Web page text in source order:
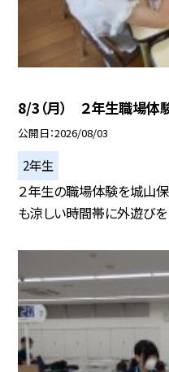
8/3（月） ２年生職場体
公開日 2026/08/03
2年生
２年生の職場体験を城山
も涼しい時間帯に外遊びを